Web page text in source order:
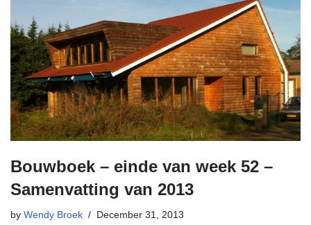
Bouwboek – einde van week 52 –
Samenvatting van 2013
by Wendy Broek December 31, 2013